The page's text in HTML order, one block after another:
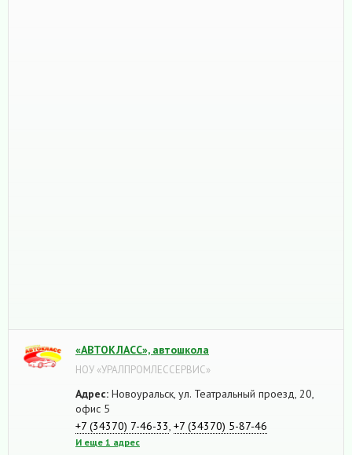
«АВТОКЛАСС», автошкола
НОУ «УРАЛПРОМЛЕССЕРВИС»
Адрес: Новоуральск, ул. Театральный проезд, 20,
офис 5
+7 (34370) 7-46-33 +7 (34370) 5-87-46
И еще 1 адрес